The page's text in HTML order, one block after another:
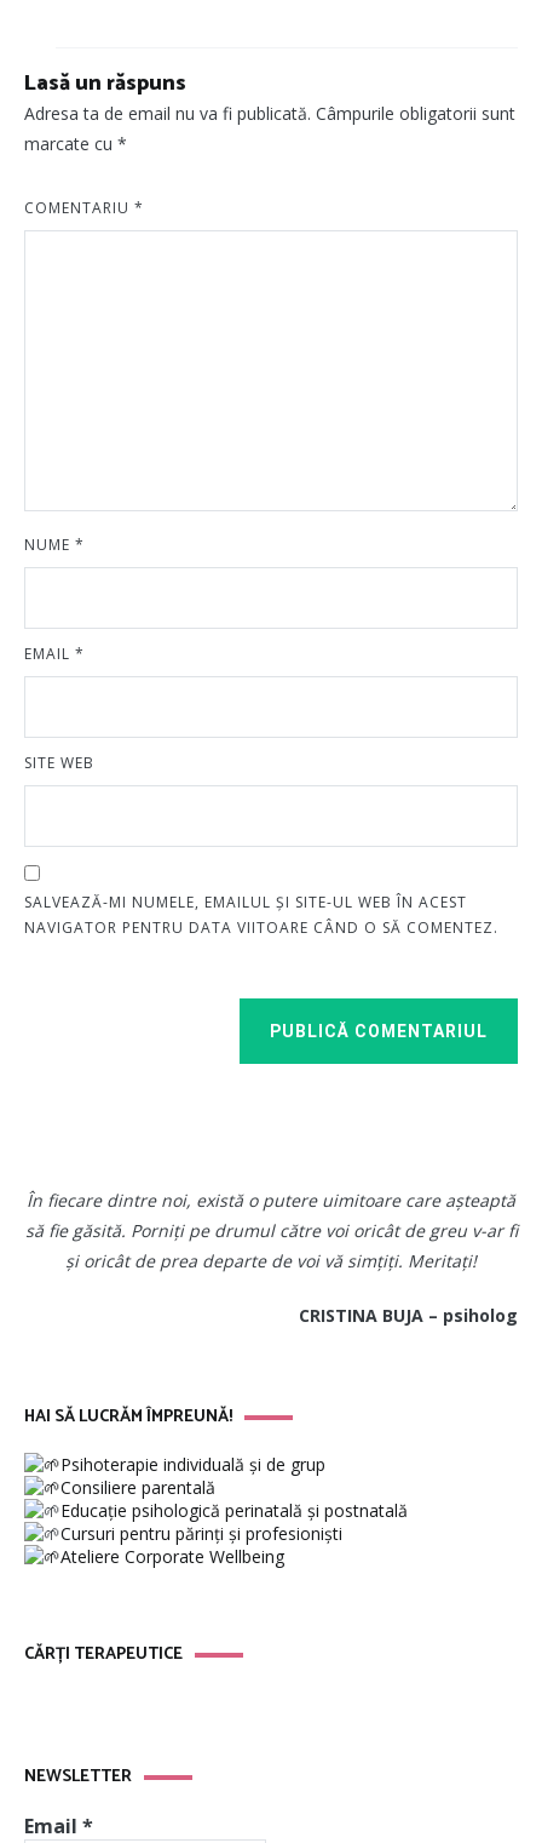
Lasă un răspuns
Adresa ta de email nu va fi publicată. Câmpurile obligatorii sunt
marcate cu *
COMENTARIU *
NUME *
EMAIL *
SITE WEB
SALVEAZĂ-MI NUMELE, EMAILUL ȘI SITE-UL WEB ÎN ACEST
NAVIGATOR PENTRU DATA VIITOARE CÂND O SĂ COMENTEZ.
PUBLICĂ COMENTARIUL
În fiecare dintre noi, există o putere uimitoare care așteaptă
să fie găsită. Porniți pe drumul către voi oricât de greu v-ar fi
și oricât de prea departe de voi vă simțiți. Meritați!
CRISTINA BUJA – psiholog
HAI SĂ LUCRĂM ÎMPREUNĂ!
Psihoterapie individuală și de grup
Consiliere parentală
Educație psihologică perinatală și postnatală
Cursuri pentru părinți și profesioniști
Ateliere Corporate Wellbeing
CĂRȚI TERAPEUTICE
NEWSLETTER
Email *